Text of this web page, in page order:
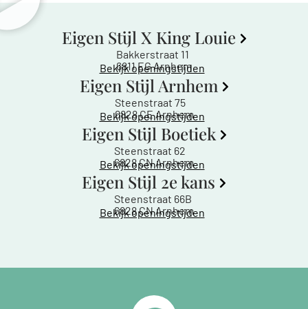
Eigen Stijl X King Louie
Bakkerstraat 11
6811 EG Arnhem
Bekijk openingstijden
Eigen Stijl Arnhem
Steenstraat 75
6828 CE Arnhem
Bekijk openingstijden
Eigen Stijl Boetiek
Steenstraat 62
6828 CN Arnhem
Bekijk openingstijden
Eigen Stijl 2e kans
Steenstraat 66B
6828 CN Arnhem
Bekijk openingstijden